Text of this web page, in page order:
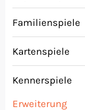
Familienspiele
Kartenspiele
Kennerspiele
Erweiterung